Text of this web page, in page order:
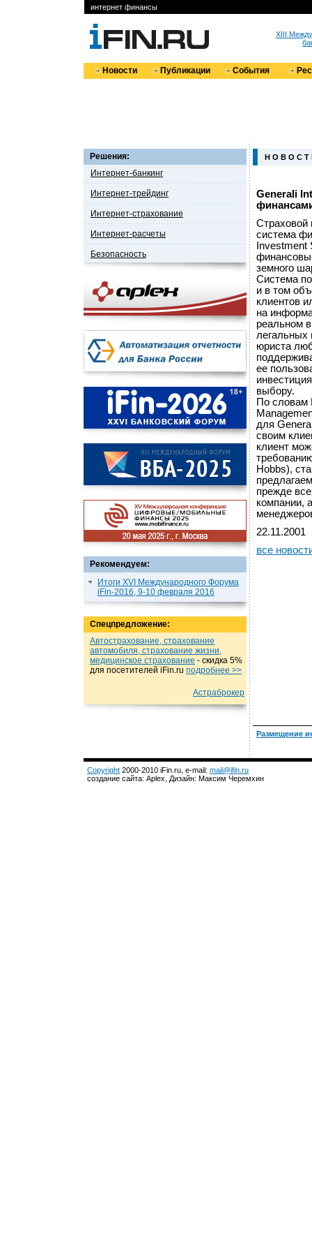
интернет финансы
XIII
Новости Публикации События
Решения:
Интернет-банкинг
Интернет-трейдинг
Интернет-страхование
Интернет-расчеты
Безопасность
Рекомендуем:
Итоги XVI Международного Форума
iFin-2016, 9-10 февраля 2016
Спецпредложение:
Автострахование, страхование
автомобиля, страхование жизни,
медицинское страхование - cкидка 5%
для посетителей iFin.ru подробнеe >>
Астраброкер
Н О В О С Т
Generali
Страховой
система
земного
Система
и в том
клиентов
на
реальном
легальных
юриста
ее
выбору.
По словам
для
своим
клиент
Hobbs),
прежде
компании,
22.11.2001
все
Размещение
Copyright 2000-2010 iFin.ru, e-mail: mail@ifin.ru
создание сайта: Aplex, Дизайн: Максим Черемхин